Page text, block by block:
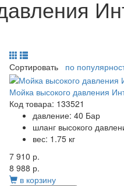
Сортировать по
Мойка высокого давления
Код товара: 133521
давление: 40 Бар
шланг высокого
вес: 1.75 кг
7 910 р.
8 988 р.
в корзину